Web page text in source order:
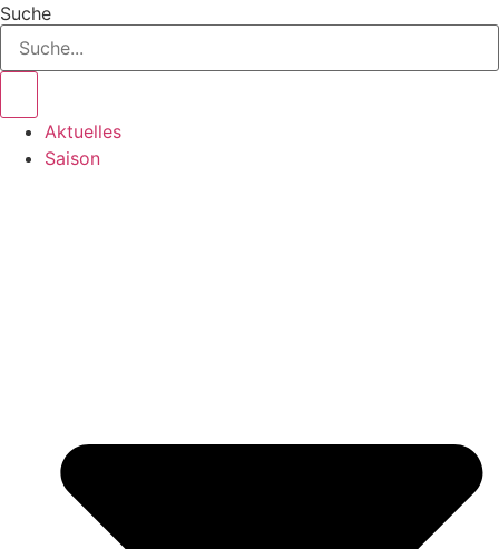
Suche
Aktuelles
Saison